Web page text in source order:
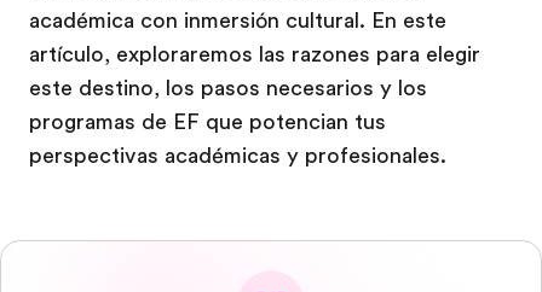
académica con inmersión cultural. En este
artículo, exploraremos las razones para elegir
este destino, los pasos necesarios y los
programas de EF que potencian tus
perspectivas académicas y profesionales.